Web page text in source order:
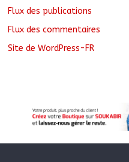
Flux des publications
Flux des commentaires
Site de WordPress-FR